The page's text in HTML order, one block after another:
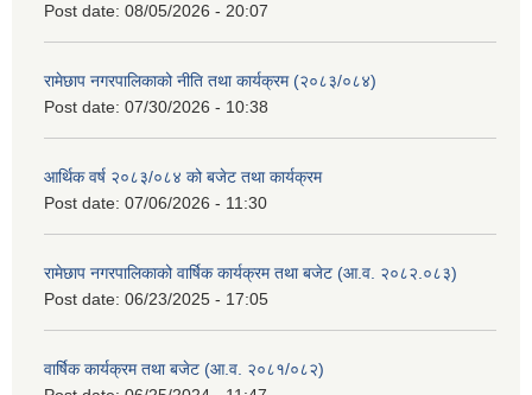
Post date: 08/05/2026 - 20:07
रामेछाप नगरपालिकाको नीति तथा कार्यक्रम (२०८३/०८४)
Post date: 07/30/2026 - 10:38
आर्थिक वर्ष २०८३/०८४ को बजेट तथा कार्यक्रम
Post date: 07/06/2026 - 11:30
रामेछाप नगरपालिकाको वार्षिक कार्यक्रम तथा बजेट (आ.व. २०८२.०८३)
Post date: 06/23/2025 - 17:05
वार्षिक कार्यक्रम तथा बजेट (आ.व. २०८१/०८२)